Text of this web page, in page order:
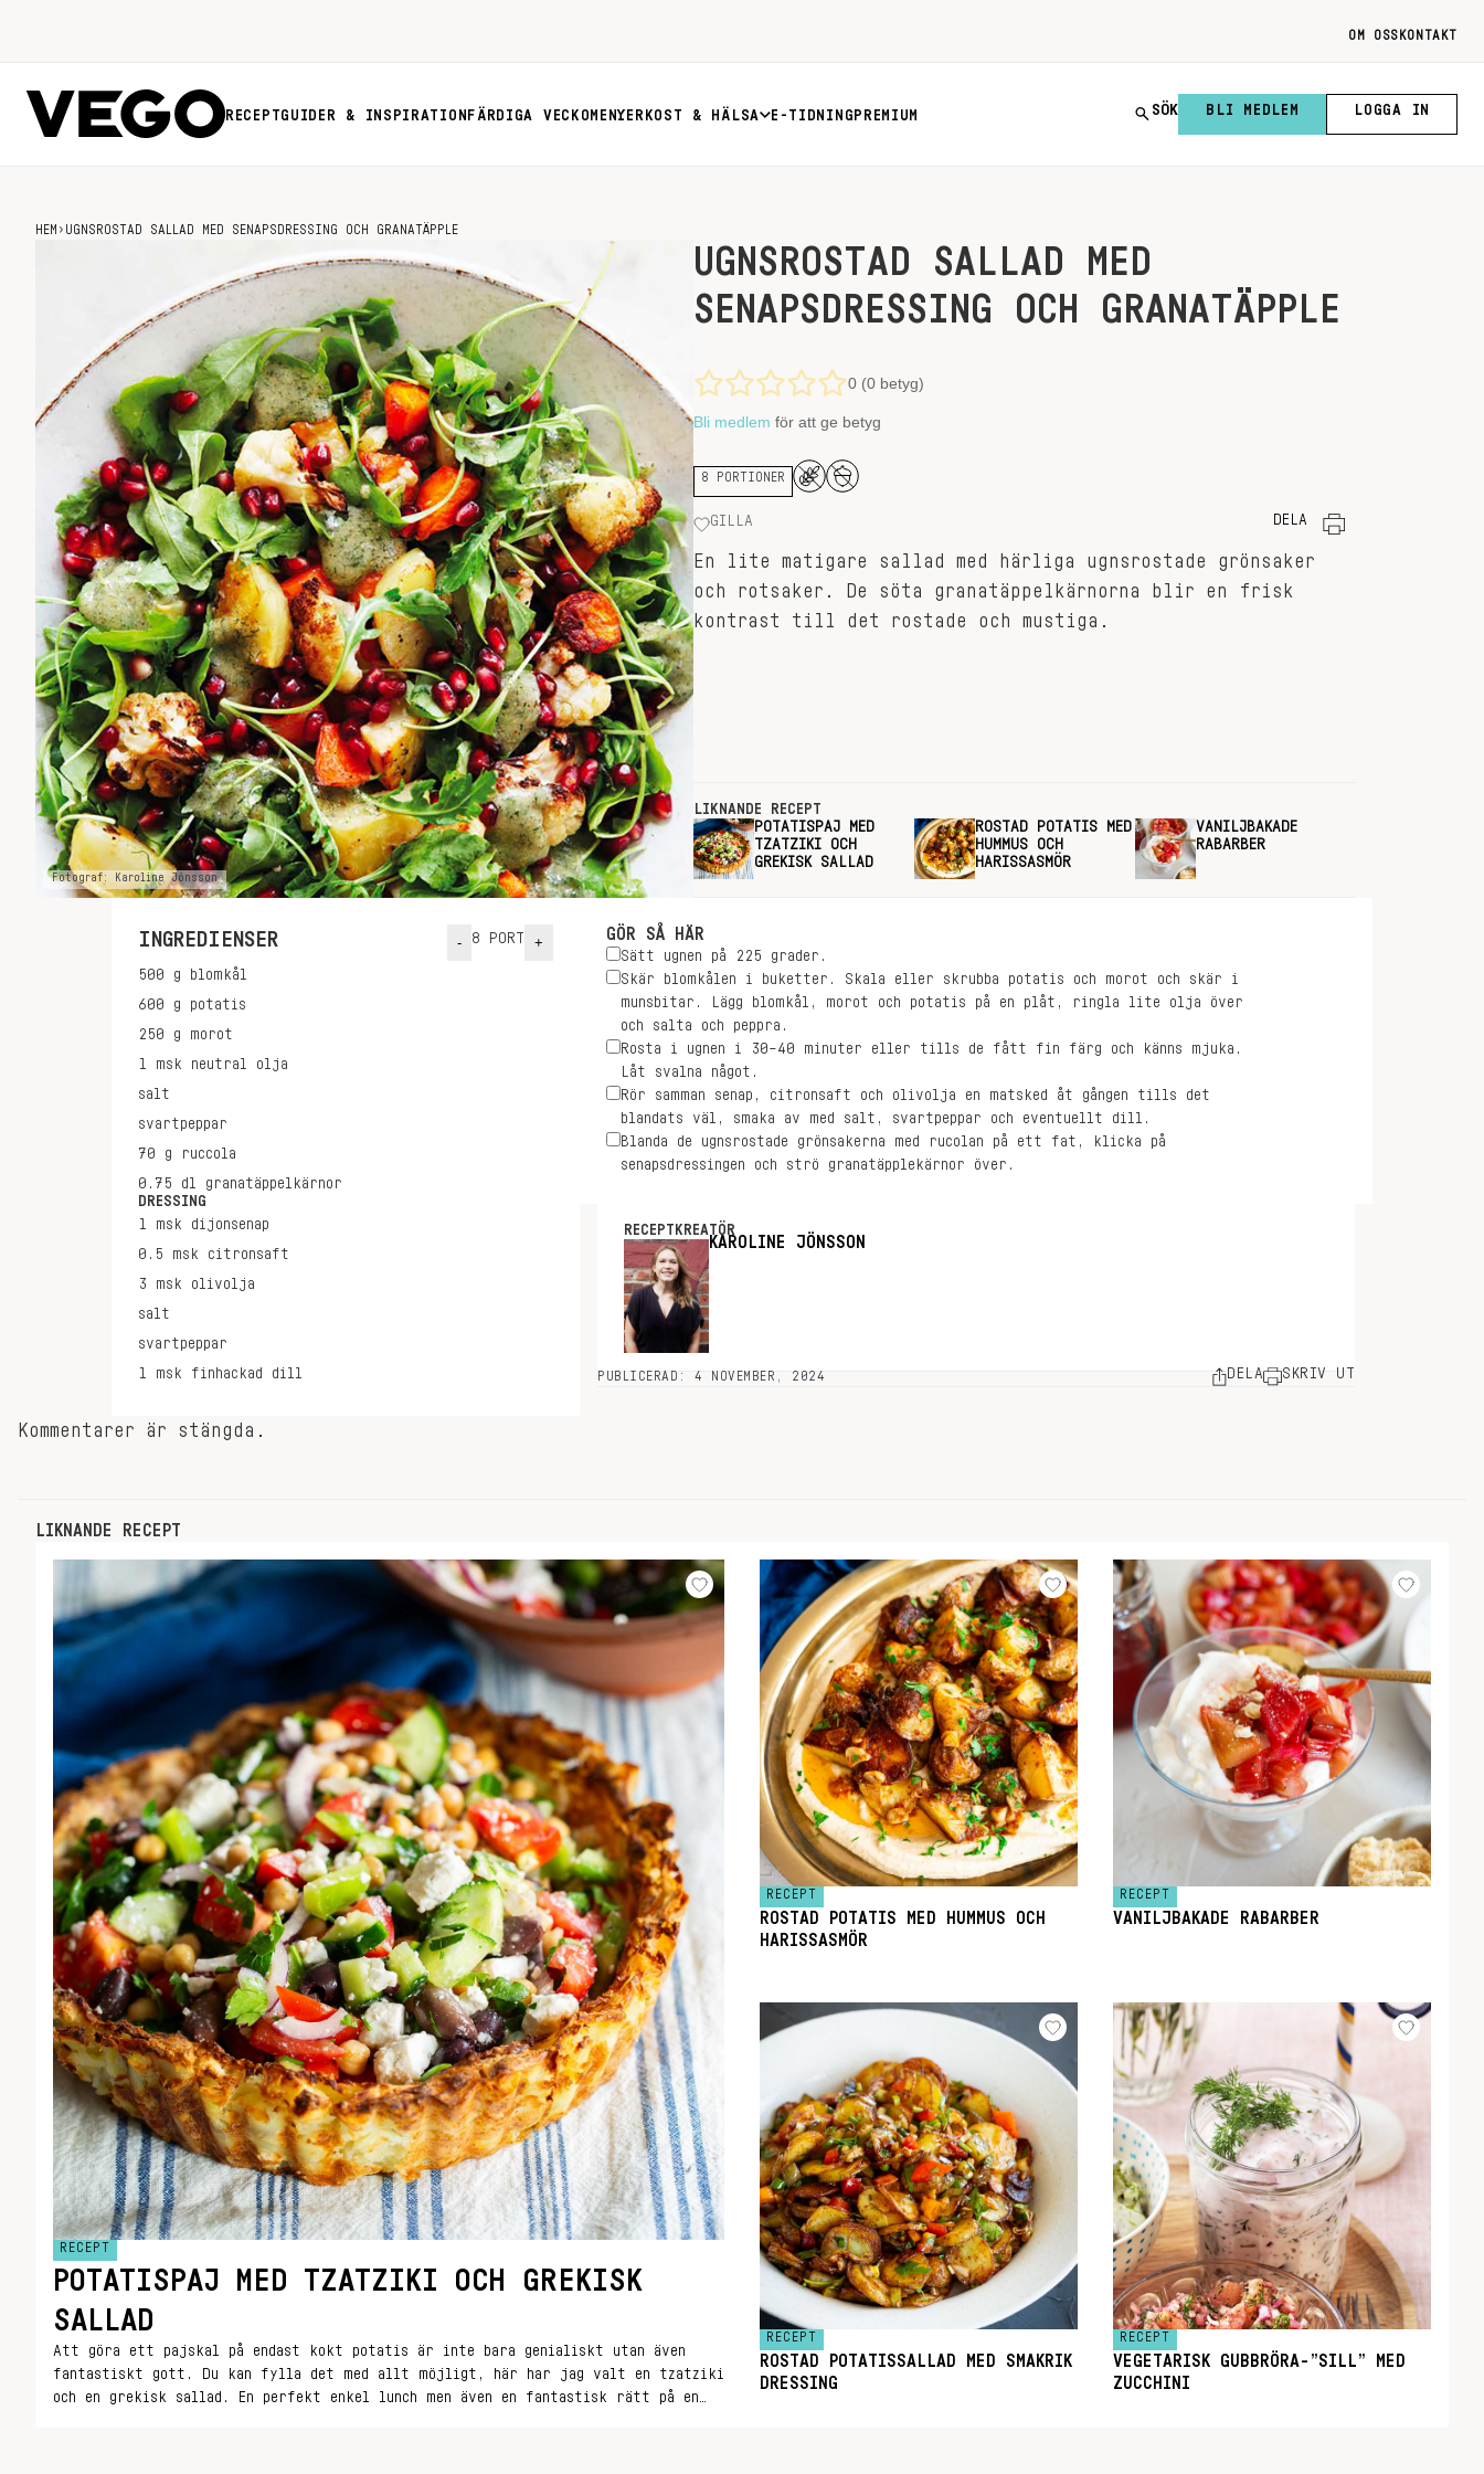
OM OSS KONTAKT
RECEPTGUIDER & INSPIRATION FÄRDIGA VECKOMENYER KOST & HÄLSA E-TIDNING PREMIUM SÖK BLI MEDLEM LOGGA IN
HEM › UGNSROSTAD SALLAD MED SENAPSDRESSING OCH GRANATÄPPLE
Fotograf: Karoline Jönsson
UGNSROSTAD SALLAD MED
SENAPSDRESSING OCH GRANATÄPPLE
0 (0 betyg)
Bli medlem för att ge betyg
8 PORTIONER
GILLA DELA
En lite matigare sallad med härliga ugnsrostade grönsaker
och rotsaker. De söta granatäppelkärnorna blir en frisk
kontrast till det rostade och mustiga.
LIKNANDE RECEPT
POTATISPAJ MED
TZATZIKI OCH
GREKISK SALLAD
ROSTAD POTATIS MED
HUMMUS OCH
HARISSASMÖR
VANILJBAKADE
RABARBER
INGREDIENSER - 8 PORT +
500 g
blomkål
600 g
potatis
250 g
morot
1 msk
neutral olja
salt
svartpeppar
70 g
ruccola
0.75 dl
granatäppelkärnor
DRESSING
1 msk
dijonsenap
0.5 msk
citronsaft
3 msk
olivolja
salt
svartpeppar
1 msk finhackad dill
GÖR SÅ HÄR
Sätt ugnen på 225 grader.
Skär blomkålen i buketter. Skala eller skrubba potatis och morot och skär i
munsbitar. Lägg blomkål, morot och potatis på en plåt, ringla lite olja över
och salta och peppra.
Rosta i ugnen i 30–40 minuter eller tills de fått fin färg och känns mjuka.
Låt svalna något.
Rör samman senap, citronsaft och olivolja en matsked åt gången tills det
blandats väl, smaka av med salt, svartpeppar och eventuellt dill.
Blanda de ugnsrostade grönsakerna med rucolan på ett fat, klicka på
senapsdressingen och strö granatäpplekärnor över.
RECEPTKREATÖR
KAROLINE JÖNSSON
PUBLICERAD: 4 NOVEMBER, 2024 DELA SKRIV UT
Kommentarer är stängda.
LIKNANDE RECEPT
RECEPT
POTATISPAJ MED TZATZIKI OCH GREKISK
SALLAD
Att göra ett pajskal på endast kokt potatis är inte bara genialiskt utan även
fantastiskt gott. Du kan fylla det med allt möjligt, här har jag valt en tzatziki
och en grekisk sallad. En perfekt enkel lunch men även en fantastisk rätt på en
RECEPT
ROSTAD POTATIS MED HUMMUS OCH
HARISSASMÖR
RECEPT
VANILJBAKADE RABARBER
RECEPT
ROSTAD POTATISSALLAD MED SMAKRIK
DRESSING
RECEPT
VEGETARISK GUBBRÖRA-”SILL” MED
ZUCCHINI